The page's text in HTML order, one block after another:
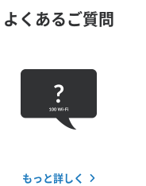
よくあるご質問
もっと詳しく